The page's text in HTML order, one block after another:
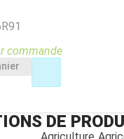
commande
DE